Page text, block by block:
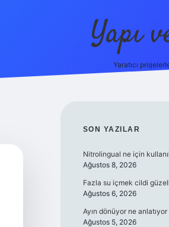
Yapı
Yaratıcı
SON YAZILAR
Nitrolingual ne için
Ağustos 8, 2026
Fazla su içmek cildi
Ağustos 6, 2026
Ayın dönüyor ne anlatıyor
Ağustos 5, 2026